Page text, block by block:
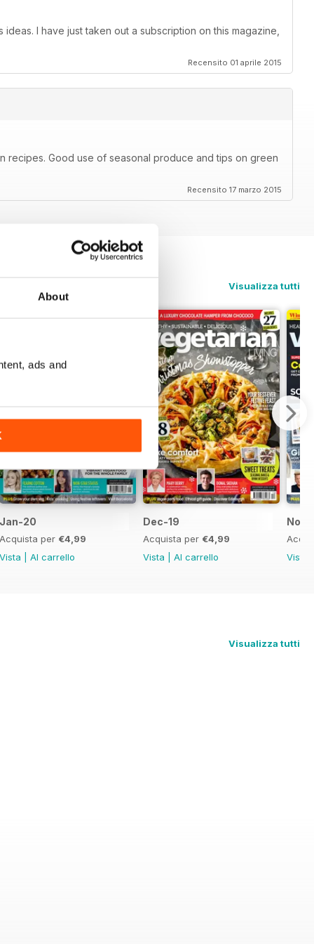
About
ads and
I have just taken out a subscription on this magazine,
Recensito 01 aprile 2015
recipes. Good use of seasonal produce and tips on green
Recensito 17 marzo 2015
Visualizza tutti
Jan-20
Acquista per €4,99
Vista
Al carrello
Dec-19
Acquista per €4,99
Vista
Al carrello
Nov-
Vista
Visualizza tutti